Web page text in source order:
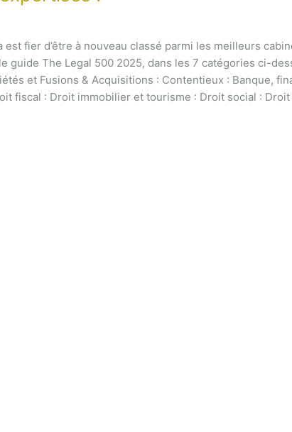
est fier d’être à nouveau classé parmi les meilleurs
guide The Legal 500 2025, dans les 7 catégories ci-
et Fusions & Acquisitions : Contentieux : Banque,
fiscal : Droit immobilier et tourisme : Droit social :